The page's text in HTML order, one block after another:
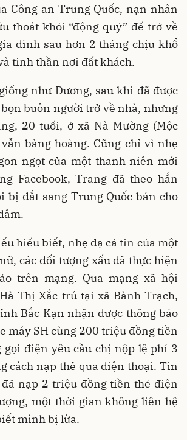
Công an Trung Quốc, nạn nhân
thoát khỏi “động quỷ” để trở về
đình sau hơn 2 tháng chịu khổ
tinh thần nơi đất khách.
như Dương, sau khi đã được
buôn người trở về nhà, nhưng
20 tuổi, ở xã Nà Mường (Mộc
vẫn bàng hoàng. Cũng chỉ vì nhẹ
ngọt của một thanh niên mới
Facebook, Trang đã theo hắn
bị dắt sang Trung Quốc bán cho
hiểu biết, nhẹ dạ cả tin của một
các đối tượng xấu đã thực hiện
trên mạng. Qua mạng xã hội
Thị Xắc trú tại xã Bành Trạch,
Bắc Kạn nhận được thông báo
máy SH cùng 200 triệu đồng tiền
gọi điện yêu cầu chị nộp lệ phí 3
cách nạp thẻ qua điện thoại. Tin
nạp 2 triệu đồng tiền thẻ điện
một thời gian không liên hệ
mình bị lừa.